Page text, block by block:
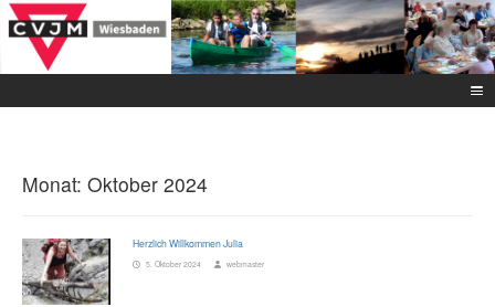
Monat: Oktober 2024
Herzlich Willkommen Julia
5. Oktober 2024 webmaster